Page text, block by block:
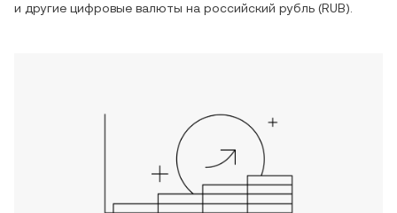
и другие цифровые валюты на российский рубль (RUB).